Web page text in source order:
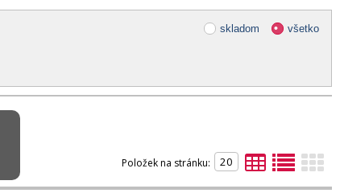
skladom všetko
Položek na stránku: